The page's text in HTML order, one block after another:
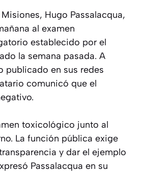
Hugo Passalacqua,
al examen
establecido por el
la semana pasada. A
publicado en sus redes
comunicó que el
toxicológico junto al
La función pública exige
y dar el ejemplo
Passalacqua en su